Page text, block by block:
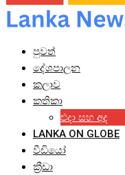
පුවත්
දේශපාලන
කලාව
කතිකා
එදා සහ අද
LANKA ON GLOBE
වීඩියෝ
ක්‍රීඩා